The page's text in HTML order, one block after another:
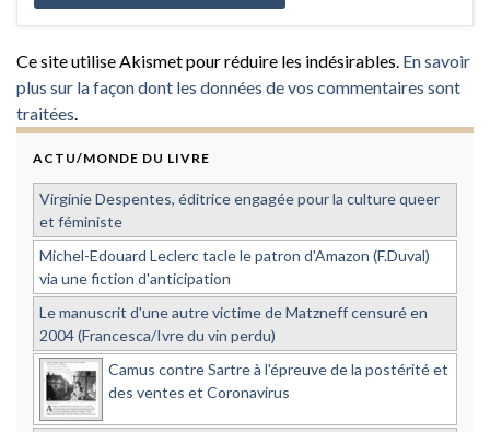
Ce site utilise Akismet pour réduire les indésirables. En savoir
plus sur la façon dont les données de vos commentaires sont
traitées
ACTU/MONDE DU LIVRE
Virginie Despentes, éditrice engagée pour la culture queer
et féministe
Michel-Edouard Leclerc tacle le patron d'Amazon (F.Duval)
via une fiction d'anticipation
Le manuscrit d'une autre victime de Matzneff censuré en
2004 (Francesca/Ivre du vin perdu)
Camus contre Sartre à l'épreuve de la postérité et
des ventes et Coronavirus